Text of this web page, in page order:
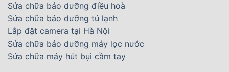
Sửa chữa bảo dưỡng điều hoà
Sửa chữa bảo dưỡng tủ lạnh
Lắp đặt camera tại Hà Nội
Sửa chữa bảo dưỡng máy lọc nước
Sửa chữa máy hút bụi cầm tay